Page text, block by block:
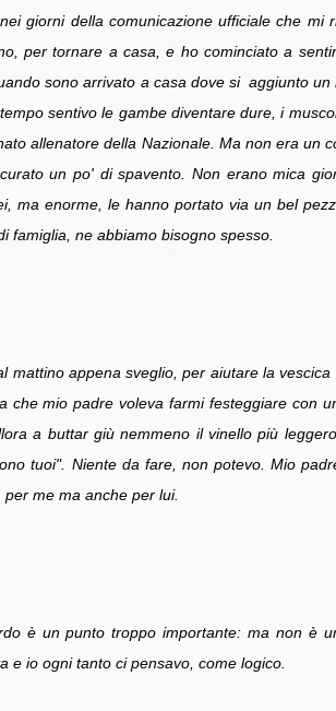
giorni della comunicazione ufficiale che mi
per tornare a casa, e ho cominciato a
sono arrivato a casa dove si aggiunto
sentivo le gambe diventare dure, i
allenatore della Nazionale. Ma non era un
un po' di spavento. Non erano mica
ma enorme, le hanno portato via un bel
famiglia, ne abbiamo bisogno spesso.
appena sveglio, per aiutare la
mio padre voleva farmi festeggiare con
a buttar giù nemmeno il vinello più
tuoi". Niente da fare, non potevo. Mio
me ma anche per lui.
è un punto troppo importante: ma non è
e io ogni tanto ci pensavo, come logico.